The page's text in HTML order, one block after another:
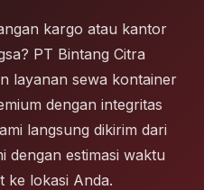
kargo atau kantor
PT Bintang Citra
layanan sewa kontainer
dengan integritas
langsung dikirim dari
dengan estimasi waktu
ke lokasi Anda.